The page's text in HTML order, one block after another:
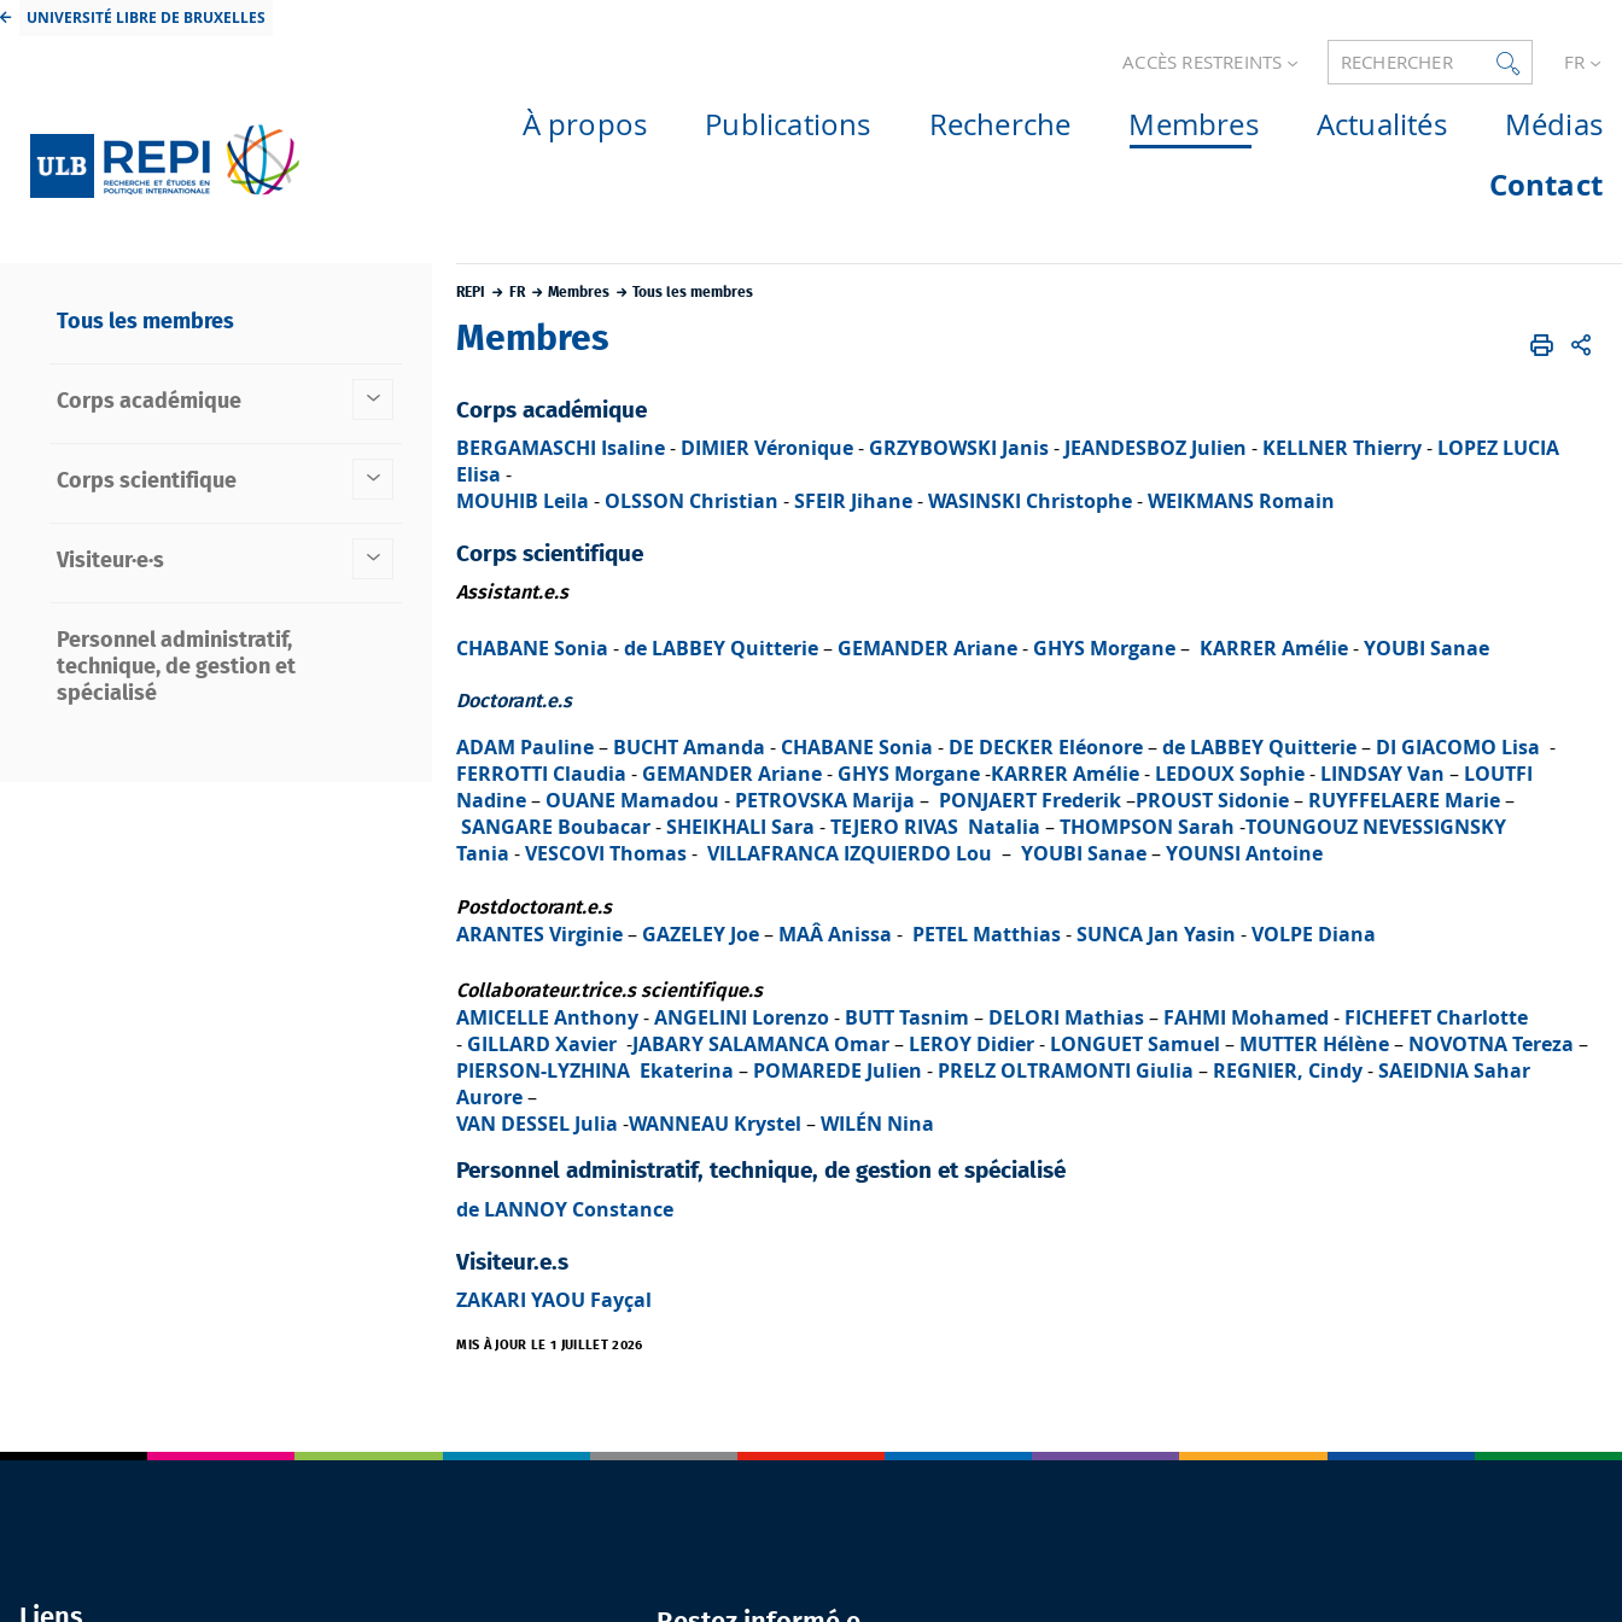
UNIVERSITÉ LIBRE DE BRUXELLES
ACCÈS RESTREINTS RECHERCHER FR
À propos Publications Recherche Membres Actualités Médias
Contact
Tous les membres
Corps académique
Corps scientifique
Visiteur·e·s
Personnel administratif,
technique, de gestion et
spécialisé
REPI FR Membres Tous les membres
Membres
Corps académique
BERGAMASCHI Isaline- DIMIER Véronique- GRZYBOWSKI Janis- JEANDESBOZ Julien - KELLNER Thierry- LOPEZ LUCIA
Elisa -
MOUHIB Leila - OLSSON Christian -SFEIR Jihane-WASINSKI Christophe-WEIKMANS Romain
Corps scientifique
Assistant.e.s
CHABANE Sonia -de LABBEY Quitterie– GEMANDER Ariane- GHYS Morgane– KARRER Amélie-YOUBI Sanae
Doctorant.e.s
ADAM Pauline– BUCHT Amanda - CHABANE Sonia - DE DECKER Eléonore–de LABBEY Quitterie– DI GIACOMO Lisa -
FERROTTI Claudia - GEMANDER Ariane- GHYS Morgane-KARRER Amélie- LEDOUX Sophie- LINDSAY Van – LOUTFI
Nadine– OUANE Mamadou - PETROVSKA Marija– ​​​​​​ PONJAERT Frederik–PROUST Sidonie– RUYFFELAERE Marie–
SANGARE Boubacar-SHEIKHALI Sara -TEJERO RIVAS Natalia –THOMPSON Sarah -TOUNGOUZ NEVESSIGNSKY
Tania -VESCOVI Thomas-VILLAFRANCA IZQUIERDO Lou –YOUBI Sanae–YOUNSI Antoine
Postdoctorant.e.s
ARANTES Virginie– GAZELEY Joe– MAÂ Anissa - PETEL Matthias-SUNCA Jan Yasin -VOLPE Diana
Collaborateur.trice.s scientifique.s
AMICELLE Anthony-ANGELINI Lorenzo- BUTT Tasnim – DELORI Mathias– FAHMI Mohamed - FICHEFET Charlotte
- GILLARD Xavier -JABARY SALAMANCA Omar– LEROY Didier- LONGUET Samuel – MUTTER Hélène– NOVOTNA Tereza –
PIERSON-LYZHINA Ekaterina – POMAREDE Julien - PRELZ OLTRAMONTI Giulia – REGNIER, Cindy-SAEIDNIA Sahar
Aurore–
VAN DESSEL Julia -WANNEAU Krystel –WILÉN Nina
Personnel administratif, technique, de gestion et spécialisé
de LANNOY Constance
Visiteur.e.s
ZAKARI YAOU Fayçal
MIS À JOUR LE 1 JUILLET 2026